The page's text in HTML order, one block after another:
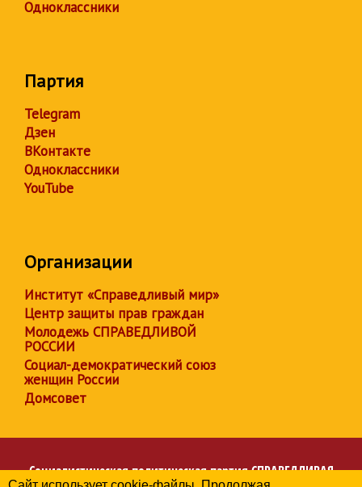
Одноклассники
Партия
Telegram
Дзен
ВКонтакте
Одноклассники
YouTube
Организации
Институт «Справедливый мир»
Центр защиты прав граждан
Молодежь СПРАВЕДЛИВОЙ
РОССИИ
Социал-демократический союз
женщин России
Домсовет
Социалистическая политическая партияСПРАВЕДЛИВАЯ